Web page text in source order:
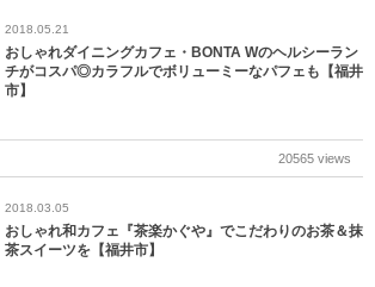
2018.05.21
おしゃれダイニングカフェ・BONTA Wのヘルシーラン
チがコスパ◎カラフルでボリューミーなパフェも【福井
市】
20565 views
2018.03.05
おしゃれ和カフェ『茶楽かぐや』でこだわりのお茶＆抹
茶スイーツを【福井市】